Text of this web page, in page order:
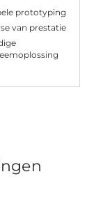
prototyping
van prestatie